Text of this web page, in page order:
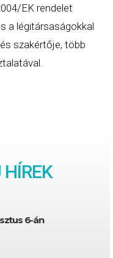
EK rendelet
a légitársaságokkal
szakértője, több
6-án